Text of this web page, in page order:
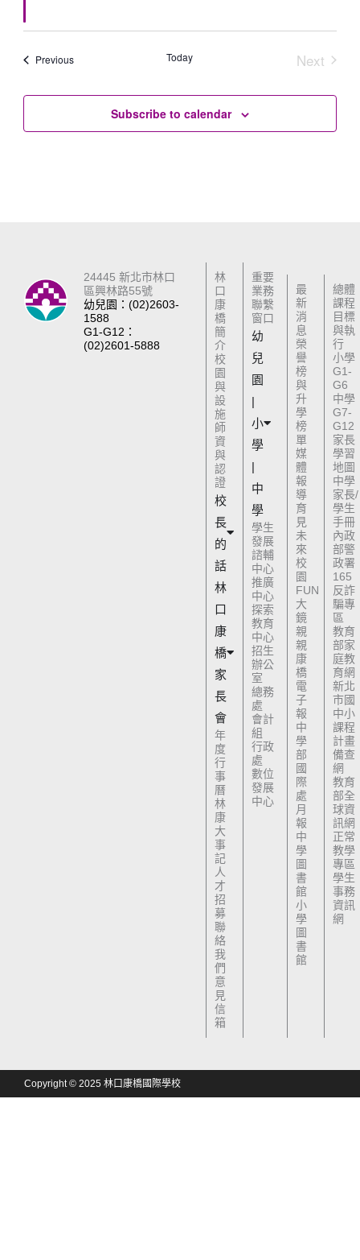
PreviousEvents Today
Next
Subscribe to calendar
24445 新北市林口
區興林路55號
幼兒園：(02)2603-
1588
G1-G12：
(02)2601-5888
林
口
康
橋
簡
介
校
園
與
設
施
師
資
與
認
證
校
長
的
話
林
口
康
橋
家
長
會
年
度
行
事
曆
林
康
大
事
記
人
才
招
募
聯
絡
我
們
意
見
信
箱
重要
業務
聯繫
窗口
幼
兒
園
|
小
學
|
中
學
學生
發展
諮輔
中心
推廣
中心
探索
教育
中心
招生
辦公
室
總務
處
會計
組
行政
處
數位
發展
中心
最
新
消
息
榮
譽
榜
與
升
學
榜
單
媒
體
報
導
育
見
未
來
校
園
FUN
大
鏡
親
親
康
橋
電
子
報
中
學
部
國
際
處
月
報
中
學
圖
書
館
小
學
圖
書
館
總體
課程
目標
與執
行
小學
G1-
G6
中學
G7-
G12
家長
學習
地圖
中學
家長/
學生
手冊
內政
部警
政署
165
反詐
騙專
區
教育
部家
庭教
育網
新北
市國
中小
課程
計畫
備查
網
教育
部全
球資
訊網
正常
教學
專區
學生
事務
資訊
網
Copyright © 2025 林口康橋國際學校